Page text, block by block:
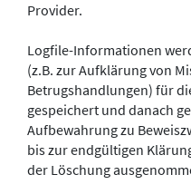
Provider.
Logfile-Informationen
(z.B. zur Aufklärung von
Betrugshandlungen) für
gespeichert und danach
Aufbewahrung zu
bis zur endgültigen
der Löschung